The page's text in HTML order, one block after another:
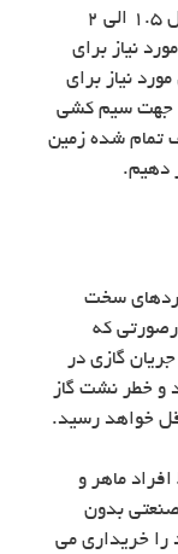
چراغ ها با توجه به نور آشپزخانه در فواصل ۱.۵ الی ۲
نیاز برای
نیاز برای
جهت سیم کشی
۲ متری از کف تمام شده زمین
دهیم.
سخت
که
گازی در
و خطر نشت گاز
خواهد رسید.
ماهر و
بدون
را خریداری می